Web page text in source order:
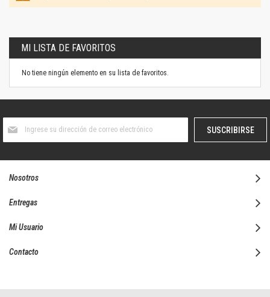
MI LISTA DE FAVORITOS
No tiene ningún elemento en su lista de favoritos.
boletín
SUSCRIBIRSE
Nosotros
Entregas
Mi Usuario
Contacto